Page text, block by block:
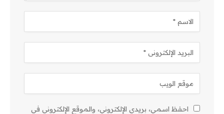
احفظ اسمي، بريدي الإلكتروني، والموقع الإلكتروني في